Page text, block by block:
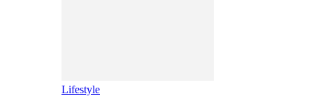
Lifestyle